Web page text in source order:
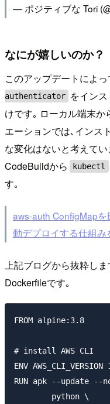
— ポジティブな Tori
なにが嬉しいのか？
このアップデートによ
authenticator
をイン
けです｡ ローカル端末か
エーションでは､インス
な変化はないと考えて
CodeBuildから
kubectl
す｡
aws-auth ConfigMap
動デプロイする仕組み
上記ブログから抜粋し
Dockerfileです｡
FROM alpine:3.8
# install AWS CLI
ENV
RUN apk --update --
        python \